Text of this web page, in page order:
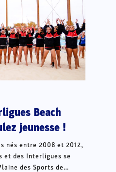
Beach
jeunesse !
nés entre 2008 et 2012,
et des Interligues se
des Sports de